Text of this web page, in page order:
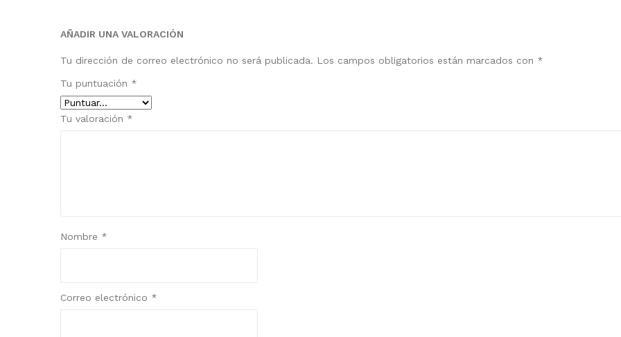
AÑADIR UNA VALORACIÓN
Tu dirección de correo electrónico no será publicada. Los campos obligatorios están marcados con *
Tu puntuación *
Tu valoración *
Nombre *
Correo electrónico *